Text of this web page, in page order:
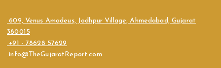
609, Venus Amadeus, Jodhpur Village, Ahmedabad, Gujarat
380015
+91 - 78628 57629
info@TheGujaratReport.com